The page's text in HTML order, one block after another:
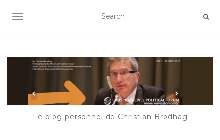
AFFICHER/MASQUER LA NAVIGATION
Le blog personnel de Christian Brodhag